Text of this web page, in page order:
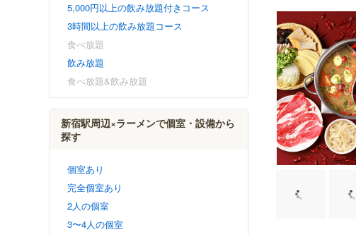
5,000円以上の飲み放題付きコース
3時間以上の飲み放題コース
食べ放題
飲み放題
食べ放題&飲み放題
新宿駅周辺×ラーメンで個室・設備から
探す
個室あり
完全個室あり
2人の個室
3〜4人の個室